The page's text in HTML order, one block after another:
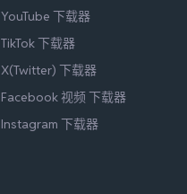
YouTube 下载器
TikTok 下载器
X(Twitter) 下载器
Facebook 视频 下载器
Instagram 下载器